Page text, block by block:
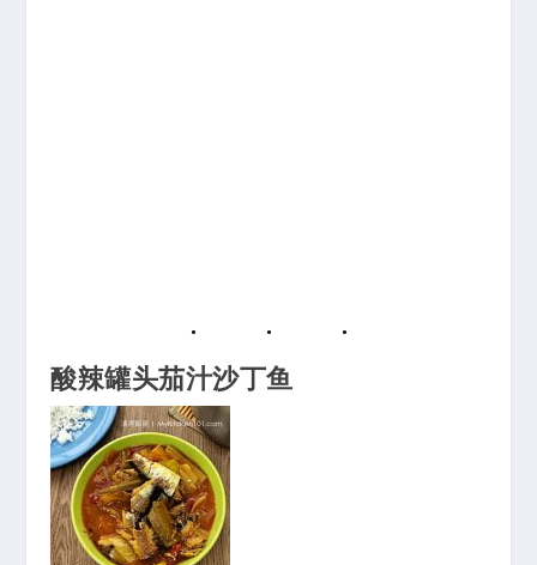
酸辣罐头茄汁沙丁鱼